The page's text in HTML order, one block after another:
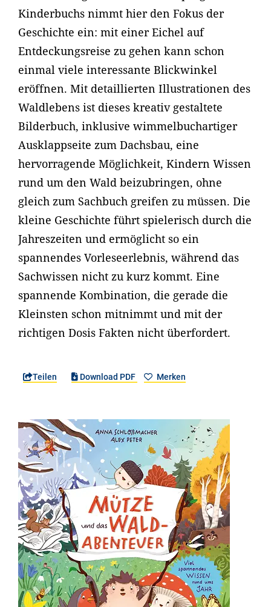
Kinderbuchs nimmt hier den Fokus der
Geschichte ein: mit einer Eichel auf
Entdeckungsreise zu gehen kann schon
einmal viele interessante Blickwinkel
eröffnen. Mit detaillierten Illustrationen des
Waldlebens ist dieses kreativ gestaltete
Bilderbuch, inklusive wimmelbuchartiger
Ausklappseite zum Dachsbau, eine
hervorragende Möglichkeit, Kindern Wissen
rund um den Wald beizubringen, ohne
gleich zum Sachbuch greifen zu müssen. Die
kleine Geschichte führt spielerisch durch die
Jahreszeiten und ermöglicht so ein
spannendes Vorleseerlebnis, während das
Sachwissen nicht zu kurz kommt. Eine
spannende Kombination, die gerade die
Kleinsten schon mitnimmt und mit der
richtigen Dosis Fakten nicht überfordert.
Teilen Download PDF Merken